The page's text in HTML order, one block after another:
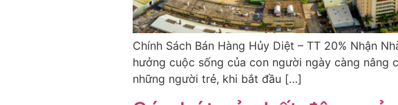
Chính Sách Bán Hàng Hủy Diệt – TT 20% Nhận
hưởng cuộc sống của con người ngày càng nâng
những người trẻ, khi bắt đầu […]